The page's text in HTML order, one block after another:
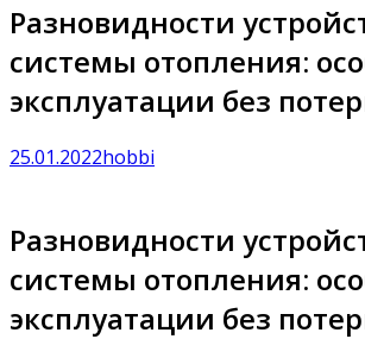
Разновидности
системы отопления:
эксплуатации без
25.01.2022hobbi
Разновидности
системы отопления:
эксплуатации без